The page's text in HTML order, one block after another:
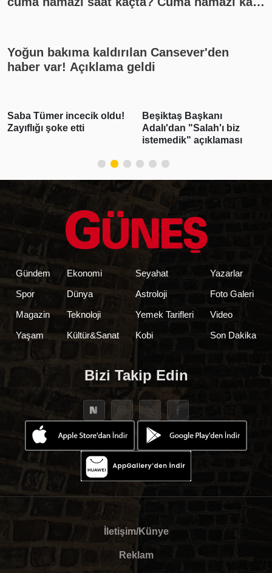
Yoğun bakıma kaldırılan Cansever'den
haber var! Açıklama geldi
Beşiktaş Başkanı
Adalı'dan "Salah'ı biz
Emlak vergisinde gelecek
yıl için esas alınacak
inşaat maliyet bedelleri
Gündem
Spor
Magazin
Yaşam
Ekonomi
Dünya
Teknoloji
Kültür&Sanat
Seyahat
Astroloji
Yemek Tarifleri
Kobi
Yazarlar
Foto Galeri
Video
Son Dakika
Bizi Takip Edin
İletişim/Künye
Reklam